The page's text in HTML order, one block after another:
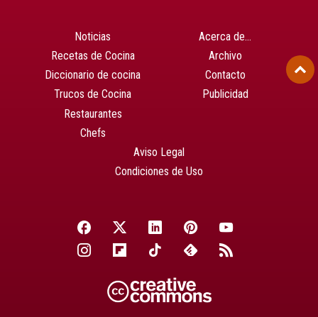
Noticias
Recetas de Cocina
Diccionario de cocina
Trucos de Cocina
Restaurantes
Chefs
Acerca de…
Archivo
Contacto
Publicidad
Aviso Legal
Condiciones de Uso